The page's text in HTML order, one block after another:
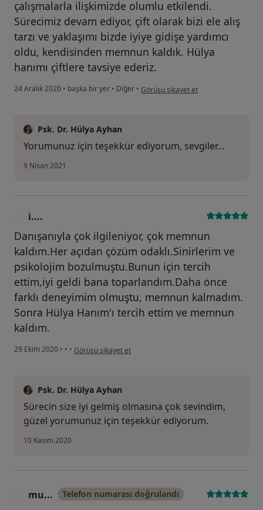
çalışmalarla ilişkimizde olumlu etkilendi.
Sürecimiz devam ediyor, çift olarak bizi ele alış
tarzı ve yaklaşımı bizde iyiye gidişe yardımcı
oldu, kendisinden memnun kaldık. Hülya
hanımı çiftlere tavsiye ederiz.
24 Aralık 2020 • başka bir yer • Diğer • kullanıcının görüşüne göre a.....
Görüşü şikayet et
Psk. Dr. Hülya Ayhan
Yorumunuz için teşekkür ediyorum, sevgiler...
9 Nisan 2021
i̇....
Danışanıyla çok ilgileniyor, çok memnun
kaldım.Her açıdan çözüm odaklı.Sinirlerim ve
psikolojim bozulmuştu.Bunun için tercih
ettim,iyi geldi bana toparlandım.Daha önce
farklı deneyimim olmuştu, memnun kalmadım.
Sonra Hülya Hanım'ı tercih ettim ve memnun
kaldım.
29 Ekim 2020 • • • kullanıcının görüşüne göre i̇....
Görüşü şikayet et
Psk. Dr. Hülya Ayhan
Sürecin size iyi gelmiş olmasına çok sevindim,
güzel yorumunuz için teşekkür ediyorum.
10 Kasım 2020
mu... Telefon numarası doğrulandı